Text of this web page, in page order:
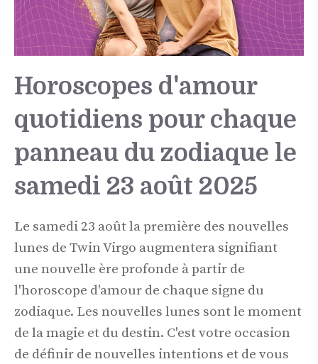
Horoscopes d'amour
quotidiens pour chaque
panneau du zodiaque le
samedi 23 août 2025
Le samedi 23 août la première des nouvelles
lunes de Twin Virgo augmentera signifiant
une nouvelle ère profonde à partir de
l'horoscope d'amour de chaque signe du
zodiaque. Les nouvelles lunes sont le moment
de la magie et du destin. C'est votre occasion
de définir de nouvelles intentions et de vous